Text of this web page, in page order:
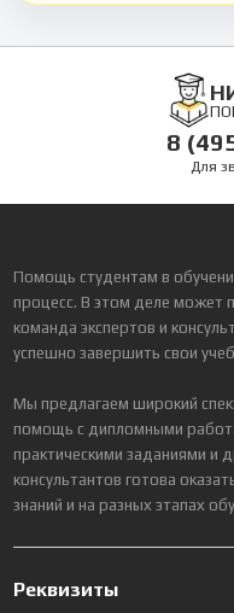
8
Для
Помощь студентам в
процесс. В этом деле может
команда экспертов и
успешно завершить свои
Мы предлагаем широкий
помощь с дипломными
практическими заданиями и
консультантов готова
знаний и на разных этапах
Реквизиты